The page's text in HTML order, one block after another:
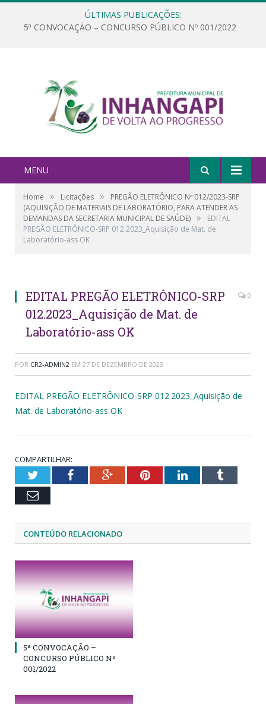
ÚLTIMAS PUBLICAÇÕES:
5ª CONVOCAÇÃO – CONCURSO PÚBLICO Nº 001/2022
MENU
Home » Licitações »
PREGÃO ELETRÔNICO Nº 012/2023-SRP
(AQUISIÇÃO DE MATERIAIS DE LABORATÓRIO, PARA ATENDER AS
DEMANDAS DA SECRETARIA MUNICIPAL DE SAÚDE) »
EDITAL
PREGÃO ELETRÔNICO-SRP 012.2023_Aquisição de Mat. de
Laboratório-ass OK
EDITAL PREGÃO ELETRÔNICO-SRP
012.2023_Aquisição de Mat. de
Laboratório-ass OK
0
POR CR2-ADMIN2 EM 27 DE DEZEMBRO DE 2023
EDITAL PREGÃO ELETRÔNICO-SRP 012.2023_Aquisição de
Mat. de Laboratório-ass OK
COMPARTILHAR:
TwitterFacebookGoogle+PinterestLinkedInTumblr
Email
CONTEÚDO RELACIONADO
5ª CONVOCAÇÃO –
CONCURSO PÚBLICO Nº
001/2022